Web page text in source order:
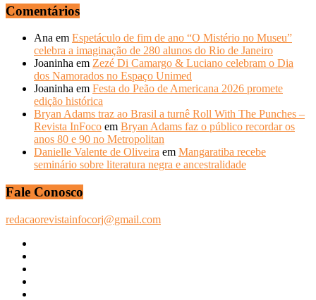
Comentários
Ana em Espetáculo de fim de ano “O Mistério no Museu”
celebra a imaginação de 280 alunos do Rio de Janeiro
Joaninha em Zezé Di Camargo & Luciano celebram o Dia
dos Namorados no Espaço Unimed
Joaninha em Festa do Peão de Americana 2026 promete
edição histórica
Bryan Adams traz ao Brasil a turnê Roll With The Punches –
Revista InFoco em Bryan Adams faz o público recordar os
anos 80 e 90 no Metropolitan
Danielle Valente de Oliveira em Mangaratiba recebe
seminário sobre literatura negra e ancestralidade
Fale Conosco
redacaorevistainfocorj@gmail.com